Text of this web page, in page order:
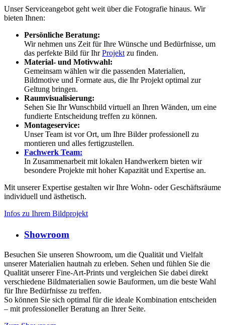
Unser Serviceangebot geht weit über die Fotografie hinaus. Wir
bieten Ihnen:
Persönliche Beratung:
Wir nehmen uns Zeit für Ihre Wünsche und Bedürfnisse, um
das perfekte Bild für IhrProjektzu finden.
Material- und Motivwahl:
Gemeinsam wählen wir die passenden Materialien,
Bildmotive und Formate aus, die Ihr Projekt optimal zur
Geltung bringen.
Raumvisualisierung:
Sehen Sie Ihr Wunschbild virtuell an Ihren Wänden, um eine
fundierte Entscheidung treffen zu können.
Montageservice:
Unser Team ist vor Ort, um Ihre Bilder professionell zu
montieren und alles fertigzustellen.
Fachwerk Team:
In Zusammenarbeit mit lokalen Handwerkern bieten wir
besondere Projekte mit hoher Kapazität und Expertise an.
Mit unserer Expertise gestalten wir Ihre Wohn- oder Geschäftsräume
individuell und ästhetisch.
Infos zu Ihrem Bildprojekt
Showroom
Besuchen Sie unseren Showroom, um die Qualität und Vielfalt
unserer Materialien hautnah zu erleben. Sehen und fühlen Sie die
Qualität unserer Fine-Art-Prints und vergleichen Sie dabei direkt
verschiedene Bildmaterialien sowie Bauformen, um die beste Wahl
für Ihre Bedürfnisse zu treffen.
So können Sie sich optimal für die ideale Kombination entscheiden
– mit professioneller Beratung an Ihrer Seite.